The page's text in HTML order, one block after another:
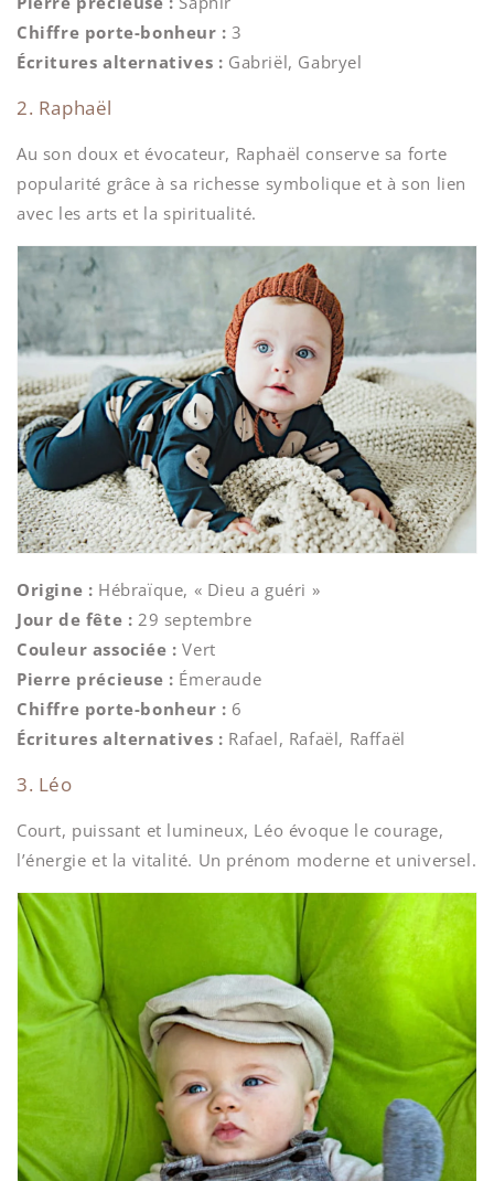
Chiffre porte-bonheur : 3
Écritures alternatives : Gabriël, Gabryel
2. Raphaël
Au son doux et évocateur, Raphaël conserve sa forte
popularité grâce à sa richesse symbolique et à son lien
avec les arts et la spiritualité.
Origine : Hébraïque, « Dieu a guéri »
Jour de fête : 29 septembre
Couleur associée : Vert
Pierre précieuse : Émeraude
Chiffre porte-bonheur : 6
Écritures alternatives : Rafael, Rafaël, Raffaël
3. Léo
Court, puissant et lumineux, Léo évoque le courage,
l’énergie et la vitalité. Un prénom moderne et universel.